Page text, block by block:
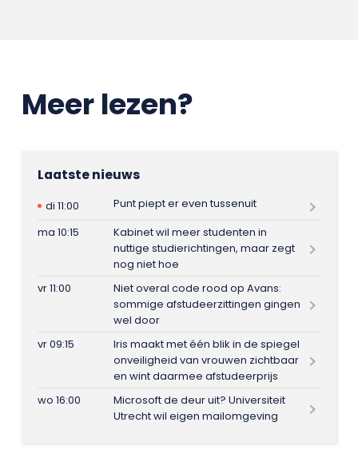
Meer lezen?
Laatste nieuws
di 11:00
Punt piept er even tussenuit
ma 10:15
Kabinet wil meer studenten in
nuttige studierichtingen, maar zegt
nog niet hoe
vr 11:00
Niet overal code rood op Avans:
sommige afstudeerzittingen gingen
wel door
vr 09:15
Iris maakt met één blik in de spiegel
onveiligheid van vrouwen zichtbaar
en wint daarmee afstudeerprijs
wo 16:00
Microsoft de deur uit? Universiteit
Utrecht wil eigen mailomgeving